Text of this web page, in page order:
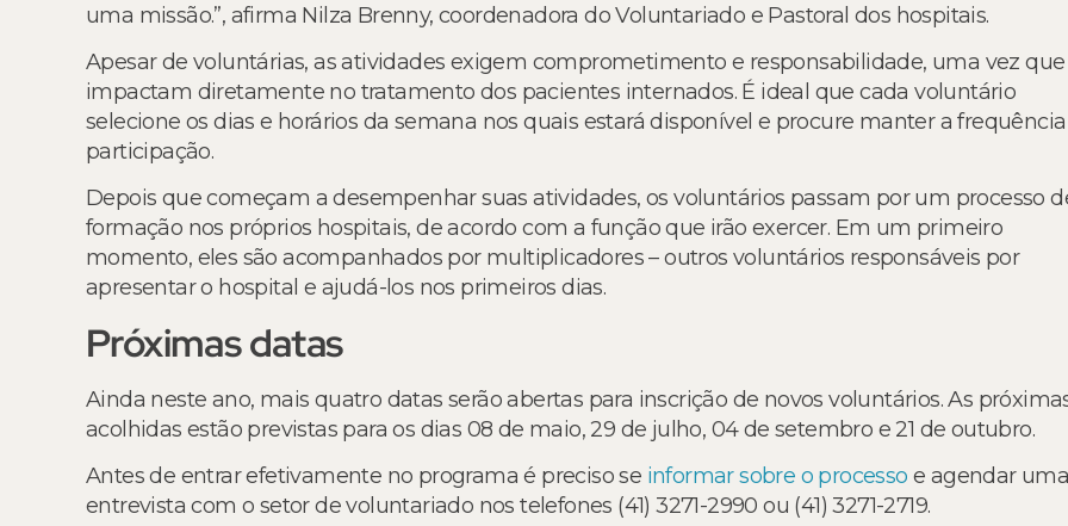
uma missão.”, afirma Nilza Brenny, coordenadora do Voluntariado e Pastoral dos hospitais.
Apesar de voluntárias, as atividades exigem comprometimento e responsabilidade, uma vez que
impactam diretamente no tratamento dos pacientes internados. É ideal que cada voluntário
selecione os dias e horários da semana nos quais estará disponível e procure manter a
participação.
Depois que começam a desempenhar suas atividades, os voluntários passam por um processo
formação nos próprios hospitais, de acordo com a função que irão exercer. Em um primeiro
momento, eles são acompanhados por multiplicadores – outros voluntários responsáveis por
apresentar o hospital e ajudá-los nos primeiros dias.
Próximas datas
Ainda neste ano, mais quatro datas serão abertas para inscrição de novos voluntários. As
acolhidas estão previstas para os dias 08 de maio, 29 de julho, 04 de setembro e 21 de outubro.
Antes de entrar efetivamente no programa é preciso se informar sobre o processo e agendar
entrevista com o setor de voluntariado nos telefones (41) 3271-2990 ou (41) 3271-2719.